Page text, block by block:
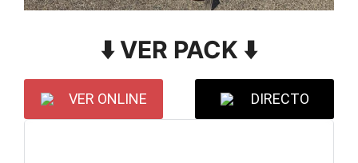
⬇️ VER PACK ⬇️
VER ONLINE DIRECTO